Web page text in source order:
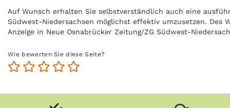
Auf Wunsch erhalten Sie selbstverständlich auch eine
Südwest-Niedersachsen möglichst effektiv umzusetzen.
Anzeige in Neue Osnabrücker Zeitung/ZG Südwest-
Mehr Informationen zum Thema Print-Werbung finden Sie
Wie bewerten Sie diese Seite?